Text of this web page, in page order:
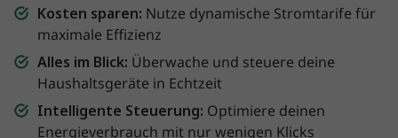
Kosten sparen: Nutze dynamische Stromtarife für
maximale Effizienz
Alles im Blick: Überwache und steuere deine
Haushaltsgeräte in Echtzeit
Intelligente Steuerung: Optimiere deinen
Energieverbrauch mit nur wenigen Klicks